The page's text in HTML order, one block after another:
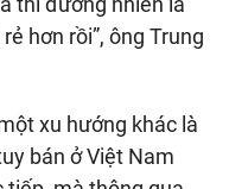
hơn rồi”, ông Trung
xu hướng khác là
bán ở Việt Nam